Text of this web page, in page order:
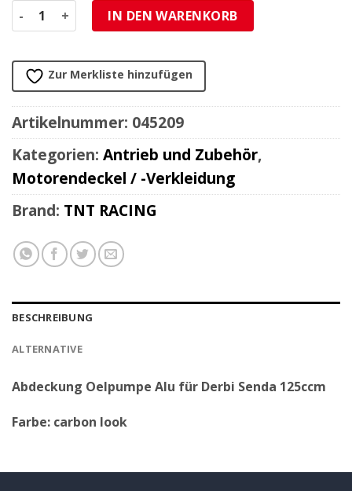
Abdeckung Oelpumpe Alu Derbi Senda 125 Menge
IN DEN WARENKORB
Zur Merkliste hinzufügen
Artikelnummer: 045209
Kategorien: Antrieb und Zubehör,
Motorendeckel / -Verkleidung
Brand: TNT RACING
BESCHREIBUNG
ALTERNATIVE
Abdeckung Oelpumpe Alu für Derbi Senda 125ccm
Farbe: carbon look